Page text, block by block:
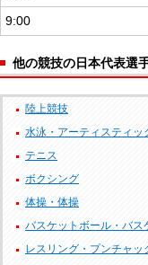
9:00
他の競技の日本代表選
陸上競技
水泳・アーティスティッ
テニス
ボクシング
体操・体操
バスケットボール・バス
レスリング・プンチャッ